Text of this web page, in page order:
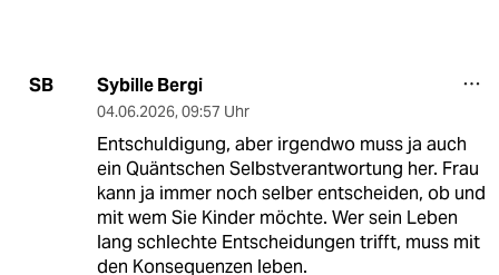
SB Sybille Bergi
04.06.2026, 09:57 Uhr
Entschuldigung, aber irgendwo muss ja auch
ein Quäntschen Selbstverantwortung her. Frau
kann ja immer noch selber entscheiden, ob und
mit wem Sie Kinder möchte. Wer sein Leben
lang schlechte Entscheidungen trifft, muss mit
den Konsequenzen leben.